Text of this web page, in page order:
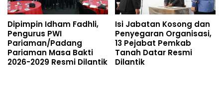
Dipimpin Idham Fadhli,
Pengurus PWI
Pariaman/Padang
Pariaman Masa Bakti
2026-2029 Resmi Dilantik
Isi Jabatan Kosong dan
Penyegaran Organisasi,
13 Pejabat Pemkab
Tanah Datar Resmi
Dilantik